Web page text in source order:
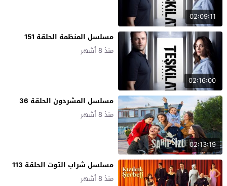
02:09:11
02:16:00
مسلسل المنظمة الحلقة 151
منذ 8 أشهر
02:13:19
مسلسل المشردون الحلقة 36
منذ 8 أشهر
مسلسل شراب التوت الحلقة 113
منذ 8 أشهر